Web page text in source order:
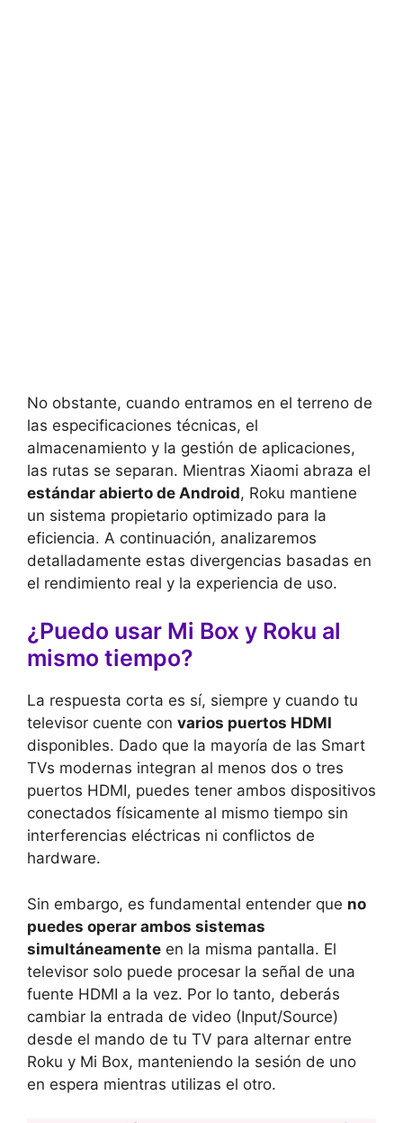
No obstante, cuando entramos en el terreno de
las especificaciones técnicas, el
almacenamiento y la gestión de aplicaciones,
las rutas se separan. Mientras Xiaomi abraza el
estándar abierto de Android, Roku mantiene
un sistema propietario optimizado para la
eficiencia. A continuación, analizaremos
detalladamente estas divergencias basadas en
el rendimiento real y la experiencia de uso.
¿Puedo usar Mi Box y Roku al
mismo tiempo?
La respuesta corta es sí, siempre y cuando tu
televisor cuente con varios puertos HDMI
disponibles. Dado que la mayoría de las Smart
TVs modernas integran al menos dos o tres
puertos HDMI, puedes tener ambos dispositivos
conectados físicamente al mismo tiempo sin
interferencias eléctricas ni conflictos de
hardware.
Sin embargo, es fundamental entender que no
puedes operar ambos sistemas
simultáneamente en la misma pantalla. El
televisor solo puede procesar la señal de una
fuente HDMI a la vez. Por lo tanto, deberás
cambiar la entrada de video (Input/Source)
desde el mando de tu TV para alternar entre
Roku y Mi Box, manteniendo la sesión de uno
en espera mientras utilizas el otro.